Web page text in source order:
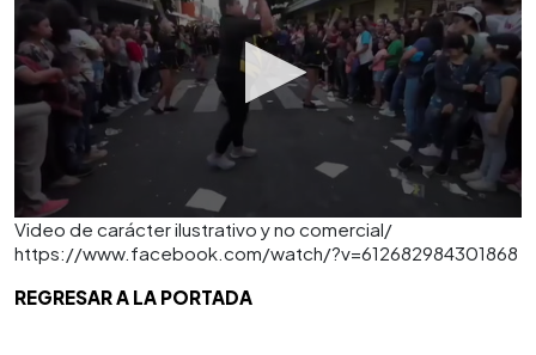
Video de carácter ilustrativo y no comercial/
https://www.facebook.com/watch/?v=612682984301868
REGRESAR A LA PORTADA